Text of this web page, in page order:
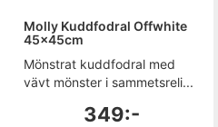
Molly Kuddfodral Offwhite
45x45cm
Mönstrat kuddfodral med
vävt mönster i sammetsreli...
349:-